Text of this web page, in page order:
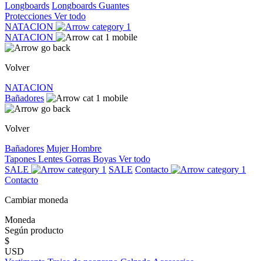
Longboards Longboards Guantes
Protecciones Ver todo
NATACION
NATACION
Volver
NATACION
Bañadores
Volver
Bañadores MujerHombre
Tapones Lentes Gorras Boyas Ver todo
SALE
SALE Contacto
Contacto
Cambiar moneda
Moneda
Según producto
$
USD